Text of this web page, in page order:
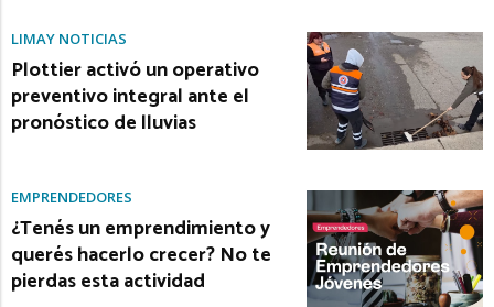
LIMAY NOTICIAS
Plottier activó un operativo
preventivo integral ante el
pronóstico de lluvias
EMPRENDEDORES
¿Tenés un emprendimiento y
querés hacerlo crecer? No te
pierdas esta actividad